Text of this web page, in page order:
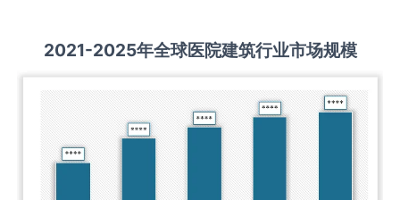
2021-2025年全球医院建筑行业市场规模